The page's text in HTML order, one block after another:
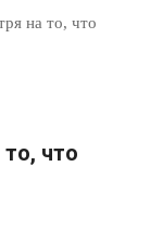
на то, что
что